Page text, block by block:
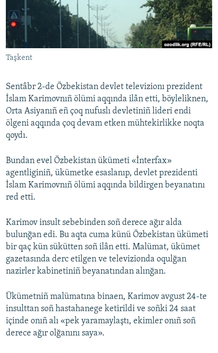
Русский
Українською
QOŞULIÑIZ!
RFE/RS bütün saytları
Taşkent
Sentâbr 2-de Özbekistan devlet televizionı prezident
İslam Karimovnıñ ölümi aqqında ilân etti, böyleliknen,
Orta Asiyanıñ eñ çoq nufuslı devletiniñ lideri endi
ölgeni aqqında çoq devam etken mühtekirlikke noqta
qoydı.
Bundan evel Özbekistan ükümeti «İnterfax»
agentliginiñ, ükümetke esaslanıp, devlet prezidenti
İslam Karimovnıñ ölümi aqqında bildirgen beyanatını
red etti.
Karimov insult sebebinden soñ derece ağır alda
bulunğan edi. Bu aqta cuma künü Özbekistan ükümeti
bir qaç kün sükütten soñ ilân etti. Malümat, ükümet
gazetasında derc etilgen ve televizionda oqulğan
nazirler kabinetiniñ beyanatından alınğan.
Ükümetniñ malümatına binaen, Karimov avgust 24-te
insulttan soñ hastahanege ketirildi ve soñki 24 saat
içinde onıñ alı «pek yaramaylaştı, ekimler onıñ soñ
derece ağır olğanını saya».